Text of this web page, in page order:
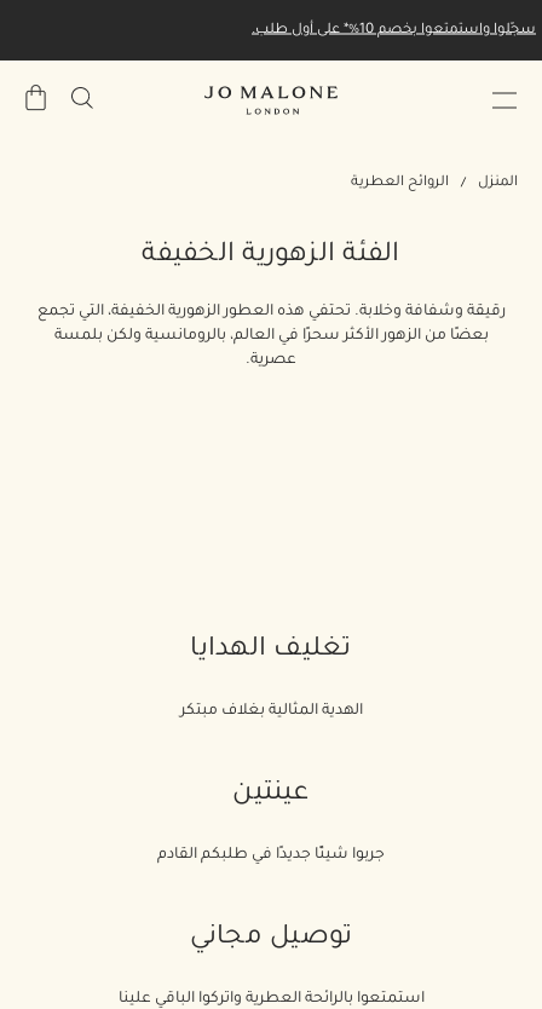
سجّلوا واستمتعوا بخصم 10%* على أول طلب.
حقيبة
المنزل الروائح العطرية
الفئة الزهورية الخفيفة
رقيقة وشفافة وخلابة. تحتفي هذه العطور الزهورية الخفيفة، التي تجمع
بعضًا من الزهور الأكثر سحرًا في العالم، بالرومانسية ولكن بلمسة
عصرية.
تغليف الهدايا
الهدية المثالية بغلاف مبتكر
عينتين
جربوا شيئًا جديدًا في طلبكم القادم
توصيل مجاني
استمتعوا بالرائحة العطرية واتركوا الباقي علينا